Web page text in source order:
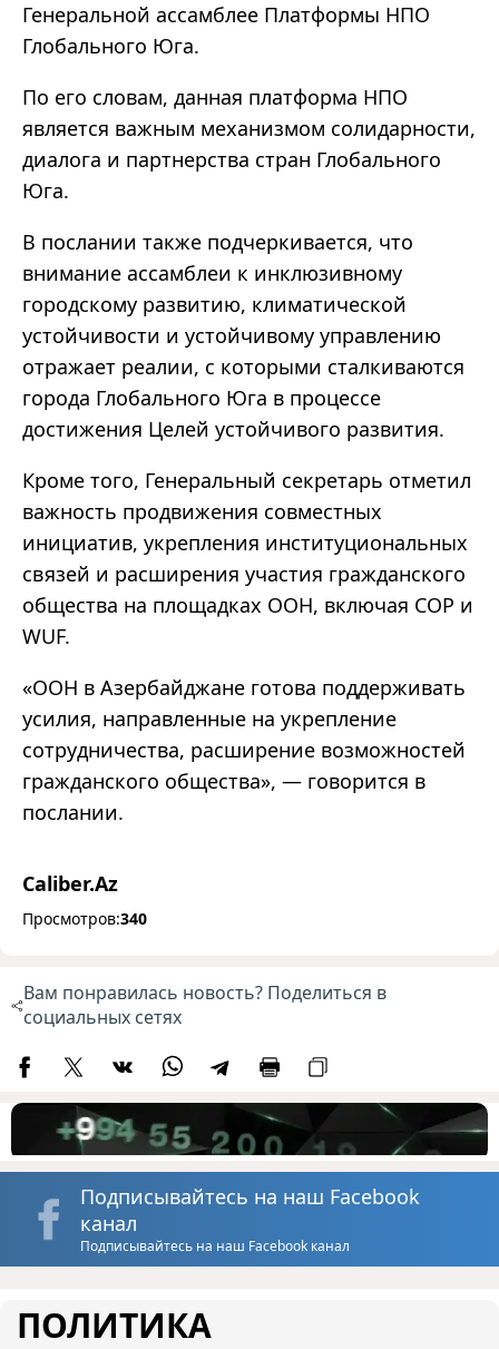
Генеральной ассамблее Платформы НПО
Глобального Юга.
По его словам, данная платформа НПО
является важным механизмом солидарности,
диалога и партнерства стран Глобального
Юга.
В послании также подчеркивается, что
внимание ассамблеи к инклюзивному
городскому развитию, климатической
устойчивости и устойчивому управлению
отражает реалии, с которыми сталкиваются
города Глобального Юга в процессе
достижения Целей устойчивого развития.
Кроме того, Генеральный секретарь отметил
важность продвижения совместных
инициатив, укрепления институциональных
связей и расширения участия гражданского
общества на площадках ООН, включая COP и
WUF.
«ООН в Азербайджане готова поддерживать
усилия, направленные на укрепление
сотрудничества, расширение возможностей
гражданского общества», — говорится в
послании.
Caliber.Az
Просмотров:340
Вам понравилась новость? Поделиться в
социальных сетях
Подписывайтесь на наш Facebook
канал
Подписывайтесь на наш Facebook канал
ПОЛИТИКА